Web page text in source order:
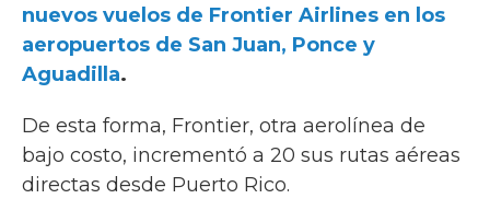
nuevos vuelos de Frontier Airlines en los
aeropuertos de San Juan, Ponce y
Aguadilla.
De esta forma, Frontier, otra aerolínea de
bajo costo, incrementó a 20 sus rutas aéreas
directas desde Puerto Rico.